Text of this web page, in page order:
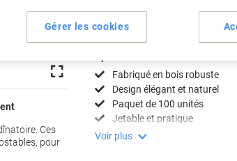
Ces
pour
Informations de livraison
Fabriqué en bois robuste
Design élégant et naturel
Paquet de 100 unités
Jetable et pratique
Voir plus
Gérer les cookies